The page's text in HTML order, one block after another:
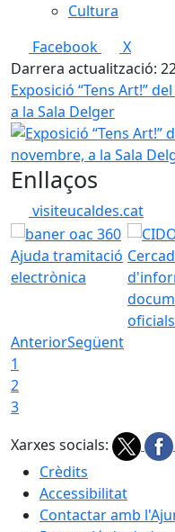
Cultura
Facebook
X
Darrera actualització:
Exposició “Tens Art!”
a la Sala Delger
Enllaços
visiteucaldes.cat
Ajuda tramitació
electrònica
oficials
AnteriorSegüent
1
2
3
Xarxes socials:
Crèdits
Accessibilitat
Contactar amb